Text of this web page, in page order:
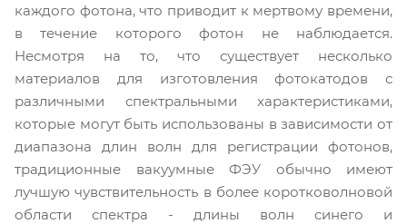
каждого фотона, что приводит к мертвому времени,
в течение которого фотон не наблюдается.
Несмотря на то, что существует несколько
материалов для изготовления фотокатодов с
различными спектральными характеристиками,
которые могут быть использованы в зависимости от
диапазона длин волн для регистрации фотонов,
традиционные вакуумные ФЭУ обычно имеют
лучшую чувствительность в более коротковолновой
области спектра - длины волн синего и